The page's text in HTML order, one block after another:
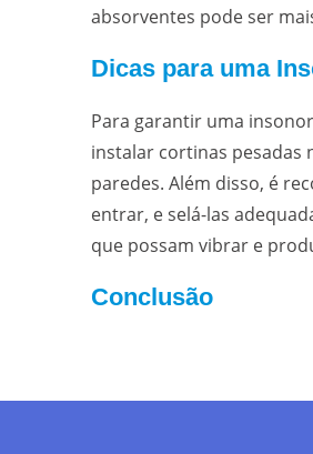
absorventes pode ser
Dicas para uma
Para garantir uma
instalar cortinas pesadas
paredes. Além disso, é
entrar, e selá-las
que possam vibrar e
Conclusão